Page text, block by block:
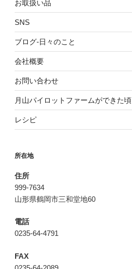
お取扱い品
SNS
ブログ-日々のこと
会社概要
お問い合わせ
月山パイロットファームができた頃
レシピ
所在地
住所
999-7634
山形県鶴岡市三和堂地60
電話
0235-64-4791
FAX